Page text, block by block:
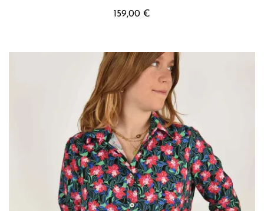
159,00 €